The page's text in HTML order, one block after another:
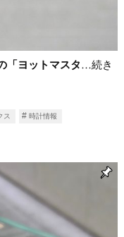
「ヨットマスタ …続き
ス 時計情報